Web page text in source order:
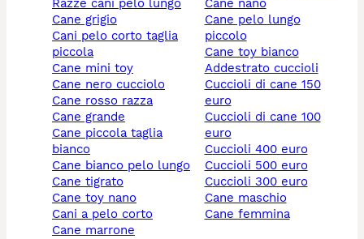
razze cani pelo lungo
cane grigio
cani pelo corto taglia
piccola
cane mini toy
cane nero cucciolo
cane rosso razza
cane grande
cane piccola taglia
bianco
cane bianco pelo lungo
cane tigrato
cane toy nano
cani a pelo corto
cane marrone
cane nano
cane pelo lungo
piccolo
cane toy bianco
addestrato cuccioli
cuccioli di cane 150
euro
cuccioli di cane 100
euro
cuccioli 400 euro
cuccioli 500 euro
cuccioli 300 euro
cane maschio
cane femmina